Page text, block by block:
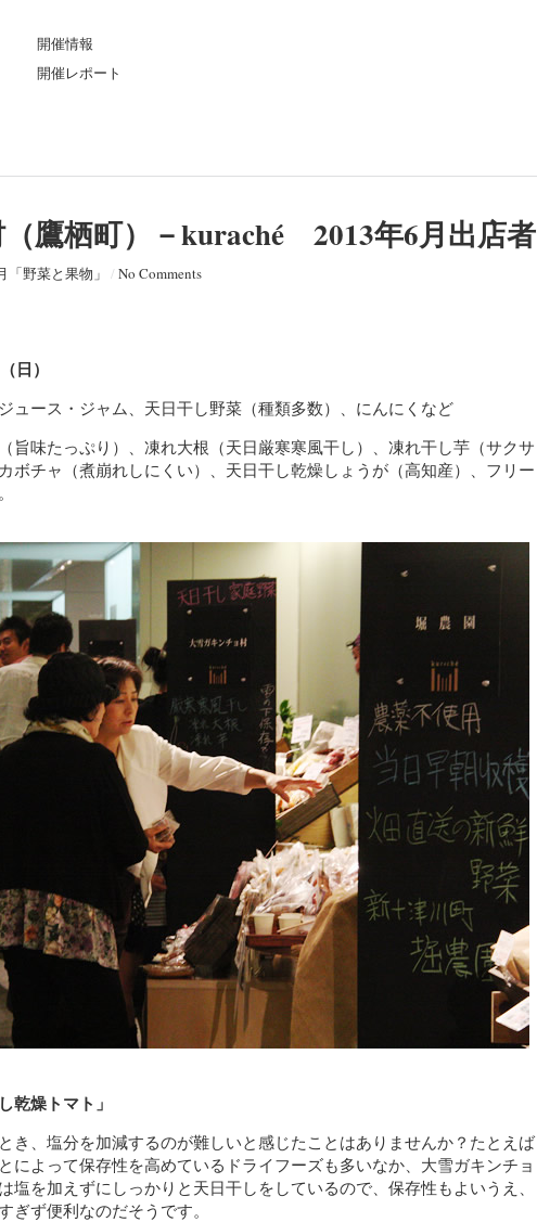
開催情報
開催レポート
鷹栖町）－kuraché 2013年6月出店者
「野菜と果物」 / No Comments
日）
ュース・ジャム、天日干し野菜（種類多数）、にんにくなど
旨味たっぷり）、凍れ大根（天日厳寒寒風干し）、凍れ干し芋（サクサ
ボチャ（煮崩れしにくい）、天日干し乾燥しょうが（高知産）、フリー
乾燥トマト」
き、塩分を加減するのが難しいと感じたことはありませんか？たとえば
によって保存性を高めているドライフーズも多いなか、大雪ガキンチョ
塩を加えずにしっかりと天日干しをしているので、保存性もよいうえ、
ぎず便利なのだそうです。